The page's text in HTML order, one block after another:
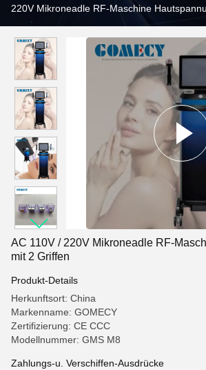
220V Mikroneadle RF-Maschine
AC 110V / 220V Mikroneadle RF-
mit 2 Griffen
Produkt-Details
Herkunftsort: China
Markenname: GOMECY
Zertifizierung: CE CCC
Modellnummer: GMS M8
Zahlungs-u. Verschiffen-Ausdrücke